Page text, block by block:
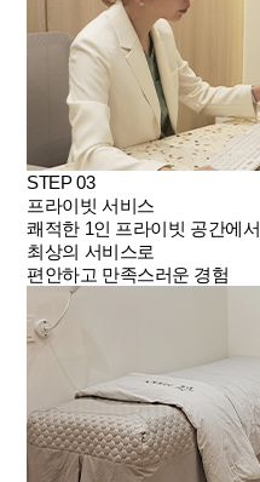
STEP 03
프라이빗 서비스
쾌적한 1인 프라이빗 공간에서
최상의 서비스로
편안하고 만족스러운 경험